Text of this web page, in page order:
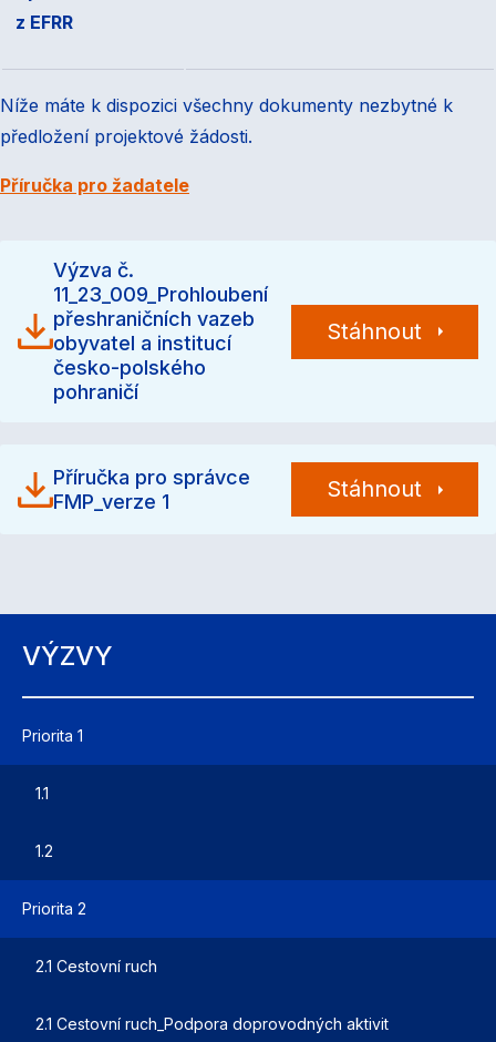
VÝZVY
Priorita 1
1.1
1.2
Priorita 2
2.1 Cestovní ruch
2.1 Cestovní ruch_Podpora doprovodných aktivit
z EFRR
Níže máte k dispozici všechny dokumenty nezbytné k
předložení projektové žádosti.
Příručka pro žadatele
Výzva č.
11_23_009_Prohloubení
přeshraničních vazeb
obyvatel a institucí
česko-polského
pohraničí
Stáhnout
Příručka pro správce
FMP_verze 1
Stáhnout